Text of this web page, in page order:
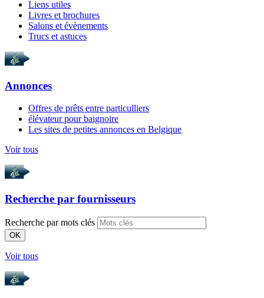
Liens utiles
Livres et brochures
Salons et évènements
Trucs et astuces
Annonces
Offres de prêts entre particulliers
élévateur pour baignoire
Les sites de petites annonces en Belgique
Voir tous
Recherche par fournisseurs
Recherche par mots clés
OK
Voir tous